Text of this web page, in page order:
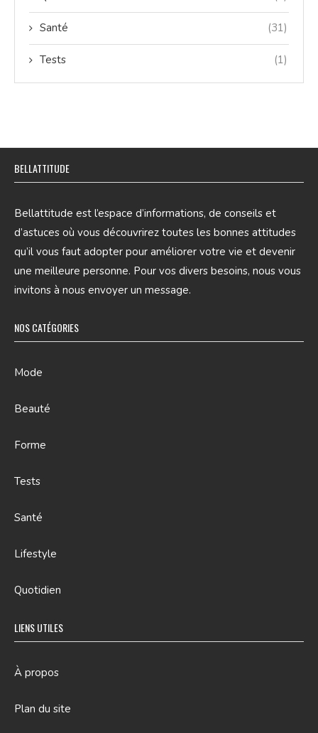
Santé (31)
Tests (1)
BELLATTITUDE
Bellattitude est l’espace d’informations, de conseils et
d’astuces où vous découvrirez toutes les bonnes attitudes
qu’il vous faut adopter pour améliorer votre vie et devenir
une meilleure personne. Pour vos divers besoins, nous vous
invitons à nous envoyer un message.
NOS CATÉGORIES
Mode
Beauté
Forme
Tests
Santé
Lifestyle
Quotidien
LIENS UTILES
À propos
Plan du site